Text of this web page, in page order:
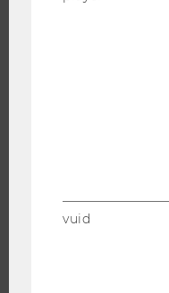
INTERNATIONALE UND
ANGEBOTE FÜR
STUDENT CLUBS
vuid